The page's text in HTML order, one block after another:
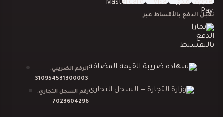
تصميم ديكور مطعم برجر يجذب العملاء ويرفع…
نقبل الدفع بالأقساط عبر
الرقم الضريبي:
310954531300003
رقم السجل التجاري:
7023604296